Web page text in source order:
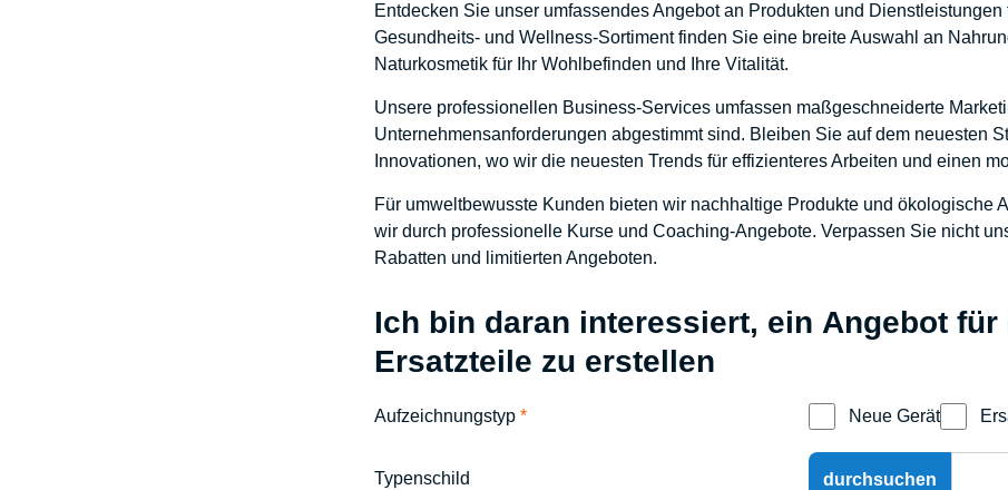
Entdecken Sie unser umfassendes Angebot an Produkten und
Gesundheits- und Wellness-Sortiment finden Sie eine breite Auswahl an
Naturkosmetik für Ihr Wohlbefinden und Ihre Vitalität.
Unsere professionellen Business-Services umfassen maßgeschneiderte
Unternehmensanforderungen abgestimmt sind. Bleiben Sie auf dem neuesten
Innovationen, wo wir die neuesten Trends für effizienteres Arbeiten und einen
Für umweltbewusste Kunden bieten wir nachhaltige Produkte und ökologische
wir durch professionelle Kurse und Coaching-Angebote. Verpassen Sie nicht
Rabatten und limitierten Angeboten.
Ich bin daran interessiert, ein Angebot
Ersatzteile zu erstellen
Aufzeichnungstyp* Neue Gerät
Typenschild